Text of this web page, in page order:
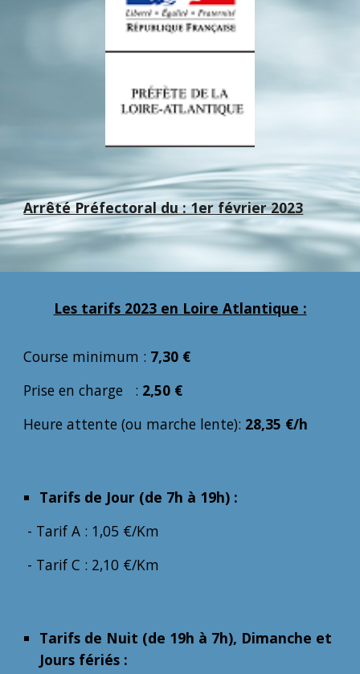
Arrêté Préfectoral du : 1er février 2023
Les tarifs 2023 en Loire Atlantique :
Course minimum : 7,30 €
Prise en charge : 2,50 €
Heure attente (ou marche lente): 28,35 €/h
Tarifs de Jour (de 7h à 19h) :
- Tarif A : 1,05 €/Km
- Tarif C : 2,10 €/Km
Tarifs de Nuit (de 19h à 7h), Dimanche et
Jours fériés :